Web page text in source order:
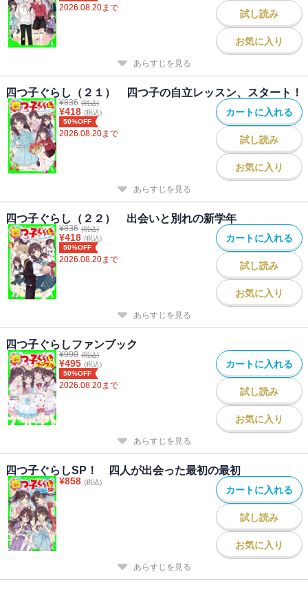
2026.08.20まで
試し読み
お気に入り
あらすじを見る
四つ子ぐらし（２１） 四つ子の自立レッスン、スタート！
¥836 (税込)
¥418 (税込)
50%OFF
2026.08.20まで
カートに入れる
試し読み
お気に入り
あらすじを見る
四つ子ぐらし（２２） 出会いと別れの新学年
¥836 (税込)
¥418 (税込)
50%OFF
2026.08.20まで
カートに入れる
試し読み
お気に入り
あらすじを見る
四つ子ぐらしファンブック
¥990 (税込)
¥495 (税込)
50%OFF
2026.08.20まで
カートに入れる
試し読み
お気に入り
あらすじを見る
四つ子ぐらしSP！ 四人が出会った最初の最初
¥858 (税込)
カートに入れる
試し読み
お気に入り
あらすじを見る